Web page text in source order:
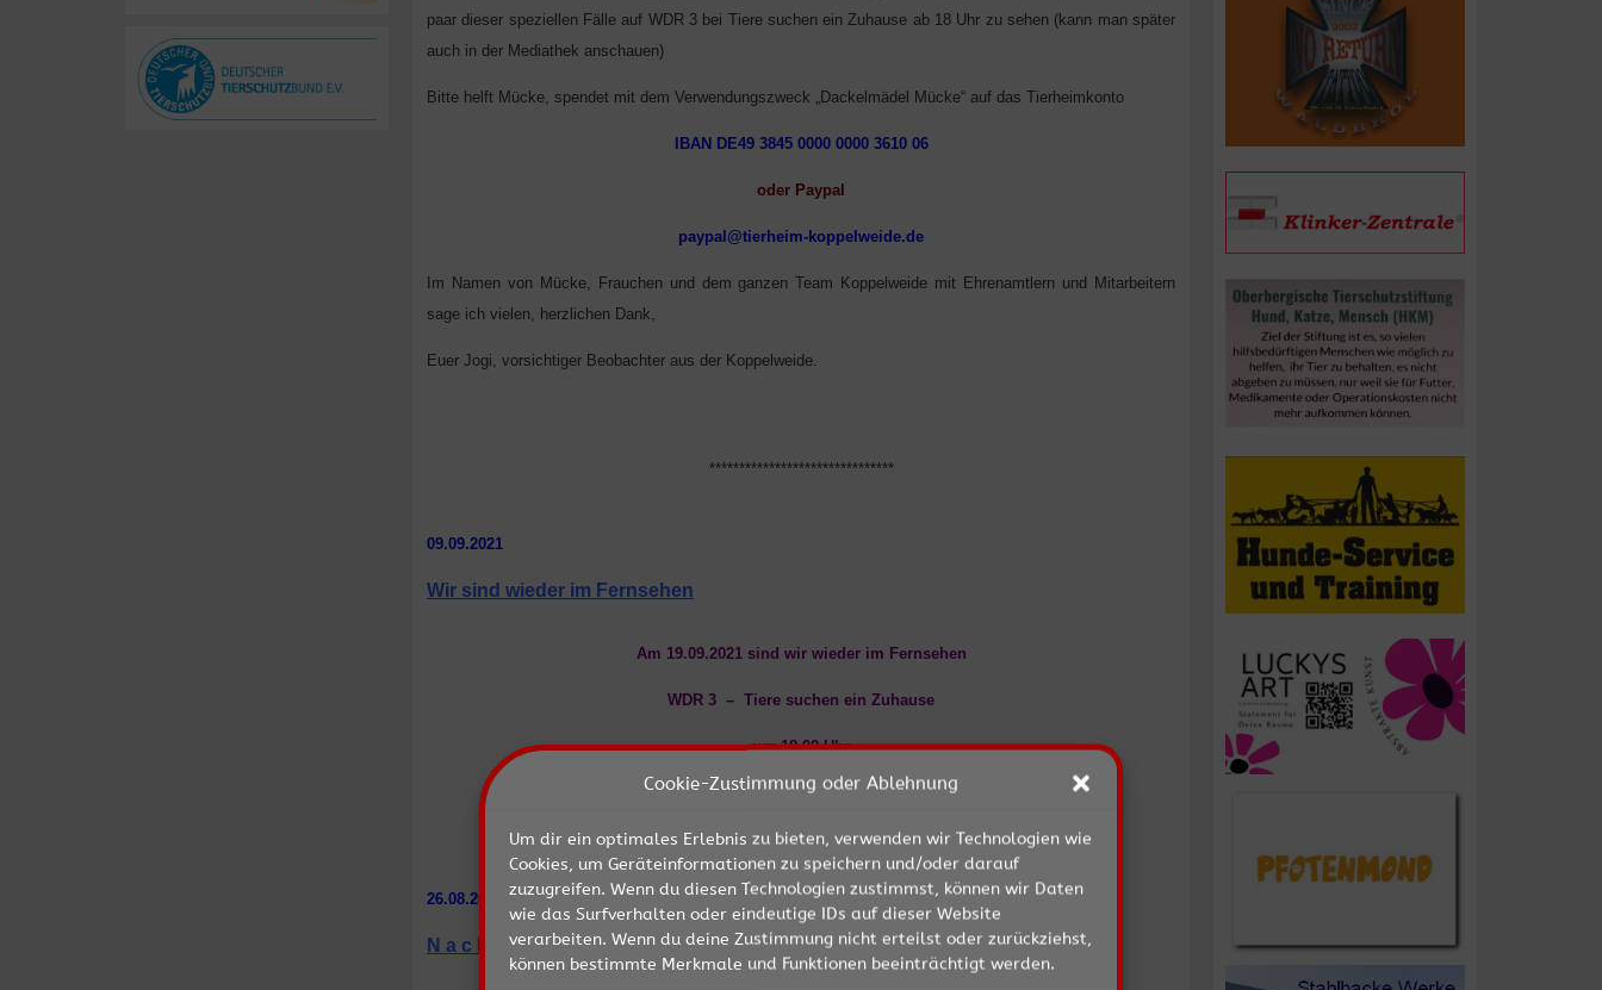
Cookie-Zustimmung oder Ablehnung
Um dir ein optimales Erlebnis zu bieten, verwenden wir Technologien wie
Cookies, um Geräteinformationen zu speichern und/oder darauf
zuzugreifen. Wenn du diesen Technologien zustimmst, können wir Daten
wie das Surfverhalten oder eindeutige IDs auf dieser Website
verarbeiten. Wenn du deine Zustimmung nicht erteilst oder zurückziehst,
können bestimmte Merkmale und Funktionen beeinträchtigt werden.
paar dieser speziellen Fälle auf WDR 3 bei Tiere suchen ein Zuhause ab 18 Uhr zu sehen (kann man später
auch in der Mediathek anschauen)
Bitte helft Mücke, spendet mit dem Verwendungszweck „Dackelmädel Mücke“ auf das Tierheimkonto
IBAN DE49 3845 0000 0000 3610 06
oder Paypal
paypal@tierheim-koppelweide.de
Im Namen von Mücke, Frauchen und dem ganzen Team Koppelweide mit Ehrenamtlern und Mitarbeitern
sage ich vielen, herzlichen Dank,
Euer Jogi, vorsichtiger Beobachter aus der Koppelweide.
*******************************
09.09.2021
Wir sind wieder im Fernsehen
Am 19.09.2021 sind wir wieder im Fernsehen
WDR 3 – Tiere suchen ein Zuhause
um 18.00 Uhr
26.08.2021
N a c h r u f – im Zorn